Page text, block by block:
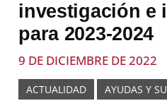
investigación e
para 2023-2024
9 DE DICIEMBRE DE 2022
ACTUALIDAD AYUDAS Y